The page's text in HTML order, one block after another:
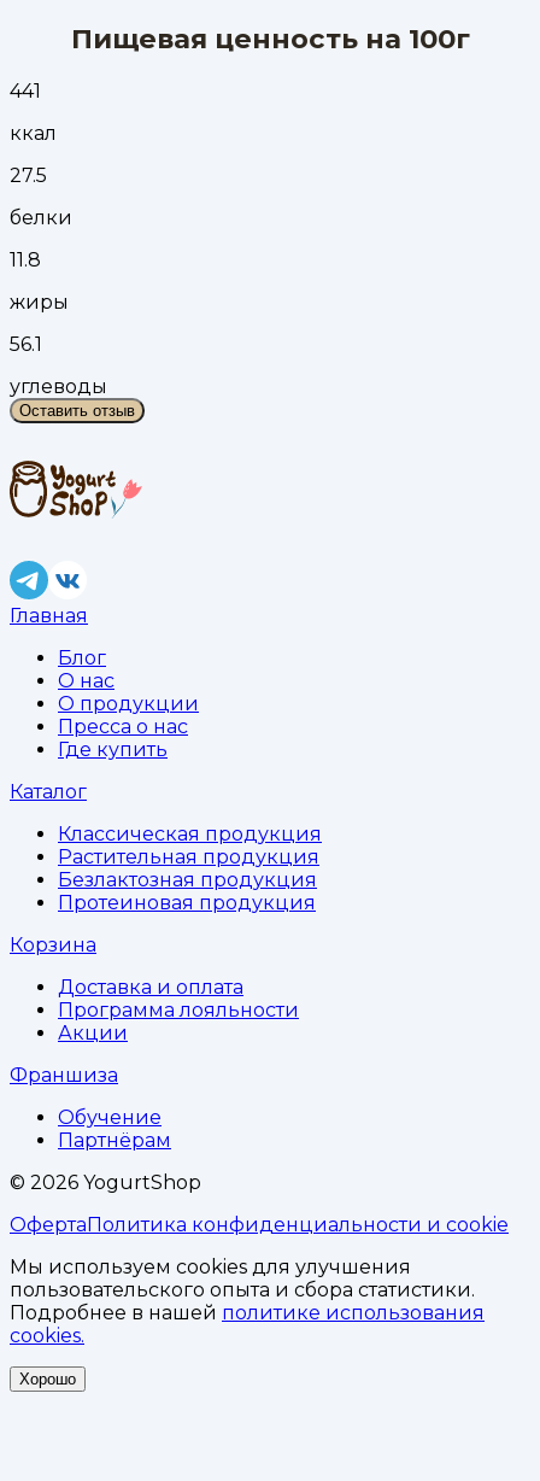
Пищевая ценность на 100г
441
ккал
27.5
белки
11.8
жиры
56.1
углеводы
Оставить отзыв
Главная
Блог
О нас
О продукции
Пресса о нас
Где купить
Каталог
Классическая продукция
Растительная продукция
Безлактозная продукция
Протеиновая продукция
Корзина
Доставка и оплата
Программа лояльности
Акции
Франшиза
Обучение
Партнёрам
© 2026 YogurtShop
ОфертаПолитика конфиденциальности и cookie
Мы используем cookies для улучшения
пользовательского опыта и сбора статистики.
Подробнее в нашей политике использования
cookies.
Хорошо